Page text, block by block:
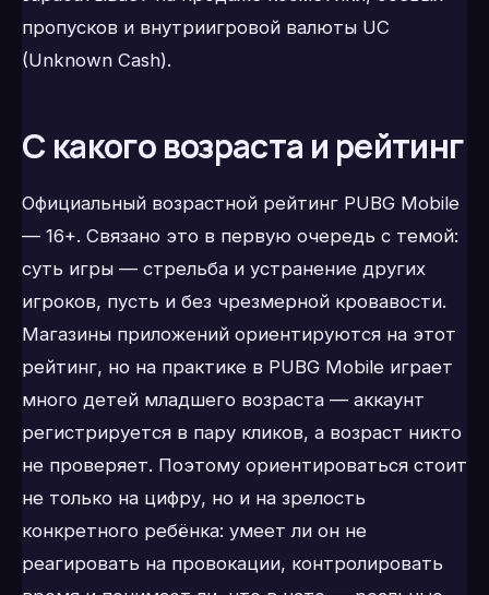
пропусков и внутриигровой валюты UC
(Unknown Cash).
С какого возраста и рейтинг
Официальный возрастной рейтинг PUBG Mobile
— 16+. Связано это в первую очередь с темой:
суть игры — стрельба и устранение других
игроков, пусть и без чрезмерной кровавости.
Магазины приложений ориентируются на этот
рейтинг, но на практике в PUBG Mobile играет
много детей младшего возраста — аккаунт
регистрируется в пару кликов, а возраст никто
не проверяет. Поэтому ориентироваться стоит
не только на цифру, но и на зрелость
конкретного ребёнка: умеет ли он не
реагировать на провокации, контролировать